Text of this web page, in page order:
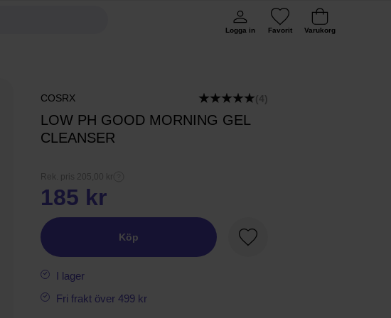
Logga in Favorit Varukorg
COSRX (4)
LOW PH GOOD MORNING GEL
CLEANSER
Rek. pris 205,00 kr
185 kr
Köp
Favorit
I lager
Fri frakt över 499 kr